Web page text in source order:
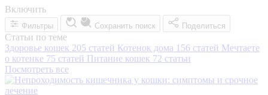
Включить
Фильтры Сохранить поиск Поделиться
Статьи по теме
Здоровье кошек 205 статей Котенок дома 156 статей Мечтаете
о котенке 75 статей Питание кошек 72 статьи
Посмотреть все